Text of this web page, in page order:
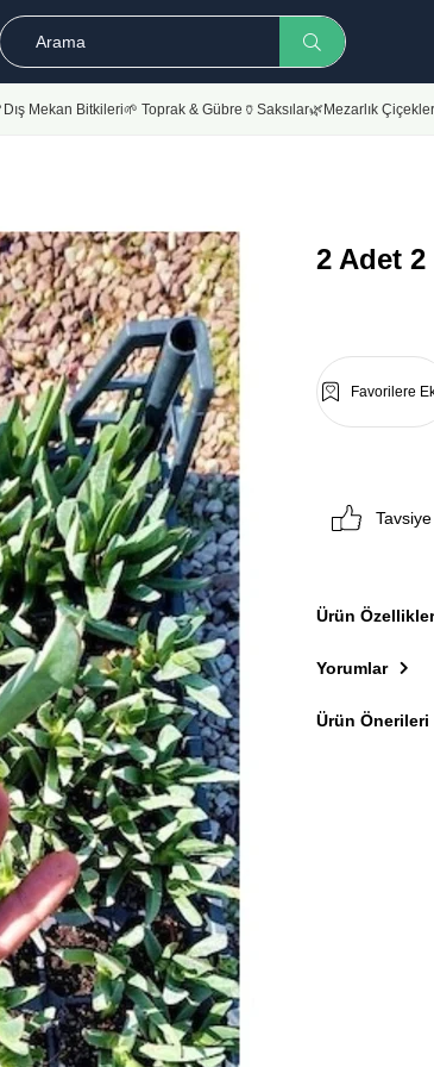
Mekan Bitkileri🌱 Toprak & Gübre 🏺Saksılar🌿Mezarlık
2 Adet 2
Favorilere
Ürün
Yorumlar
Ürün Önerileri